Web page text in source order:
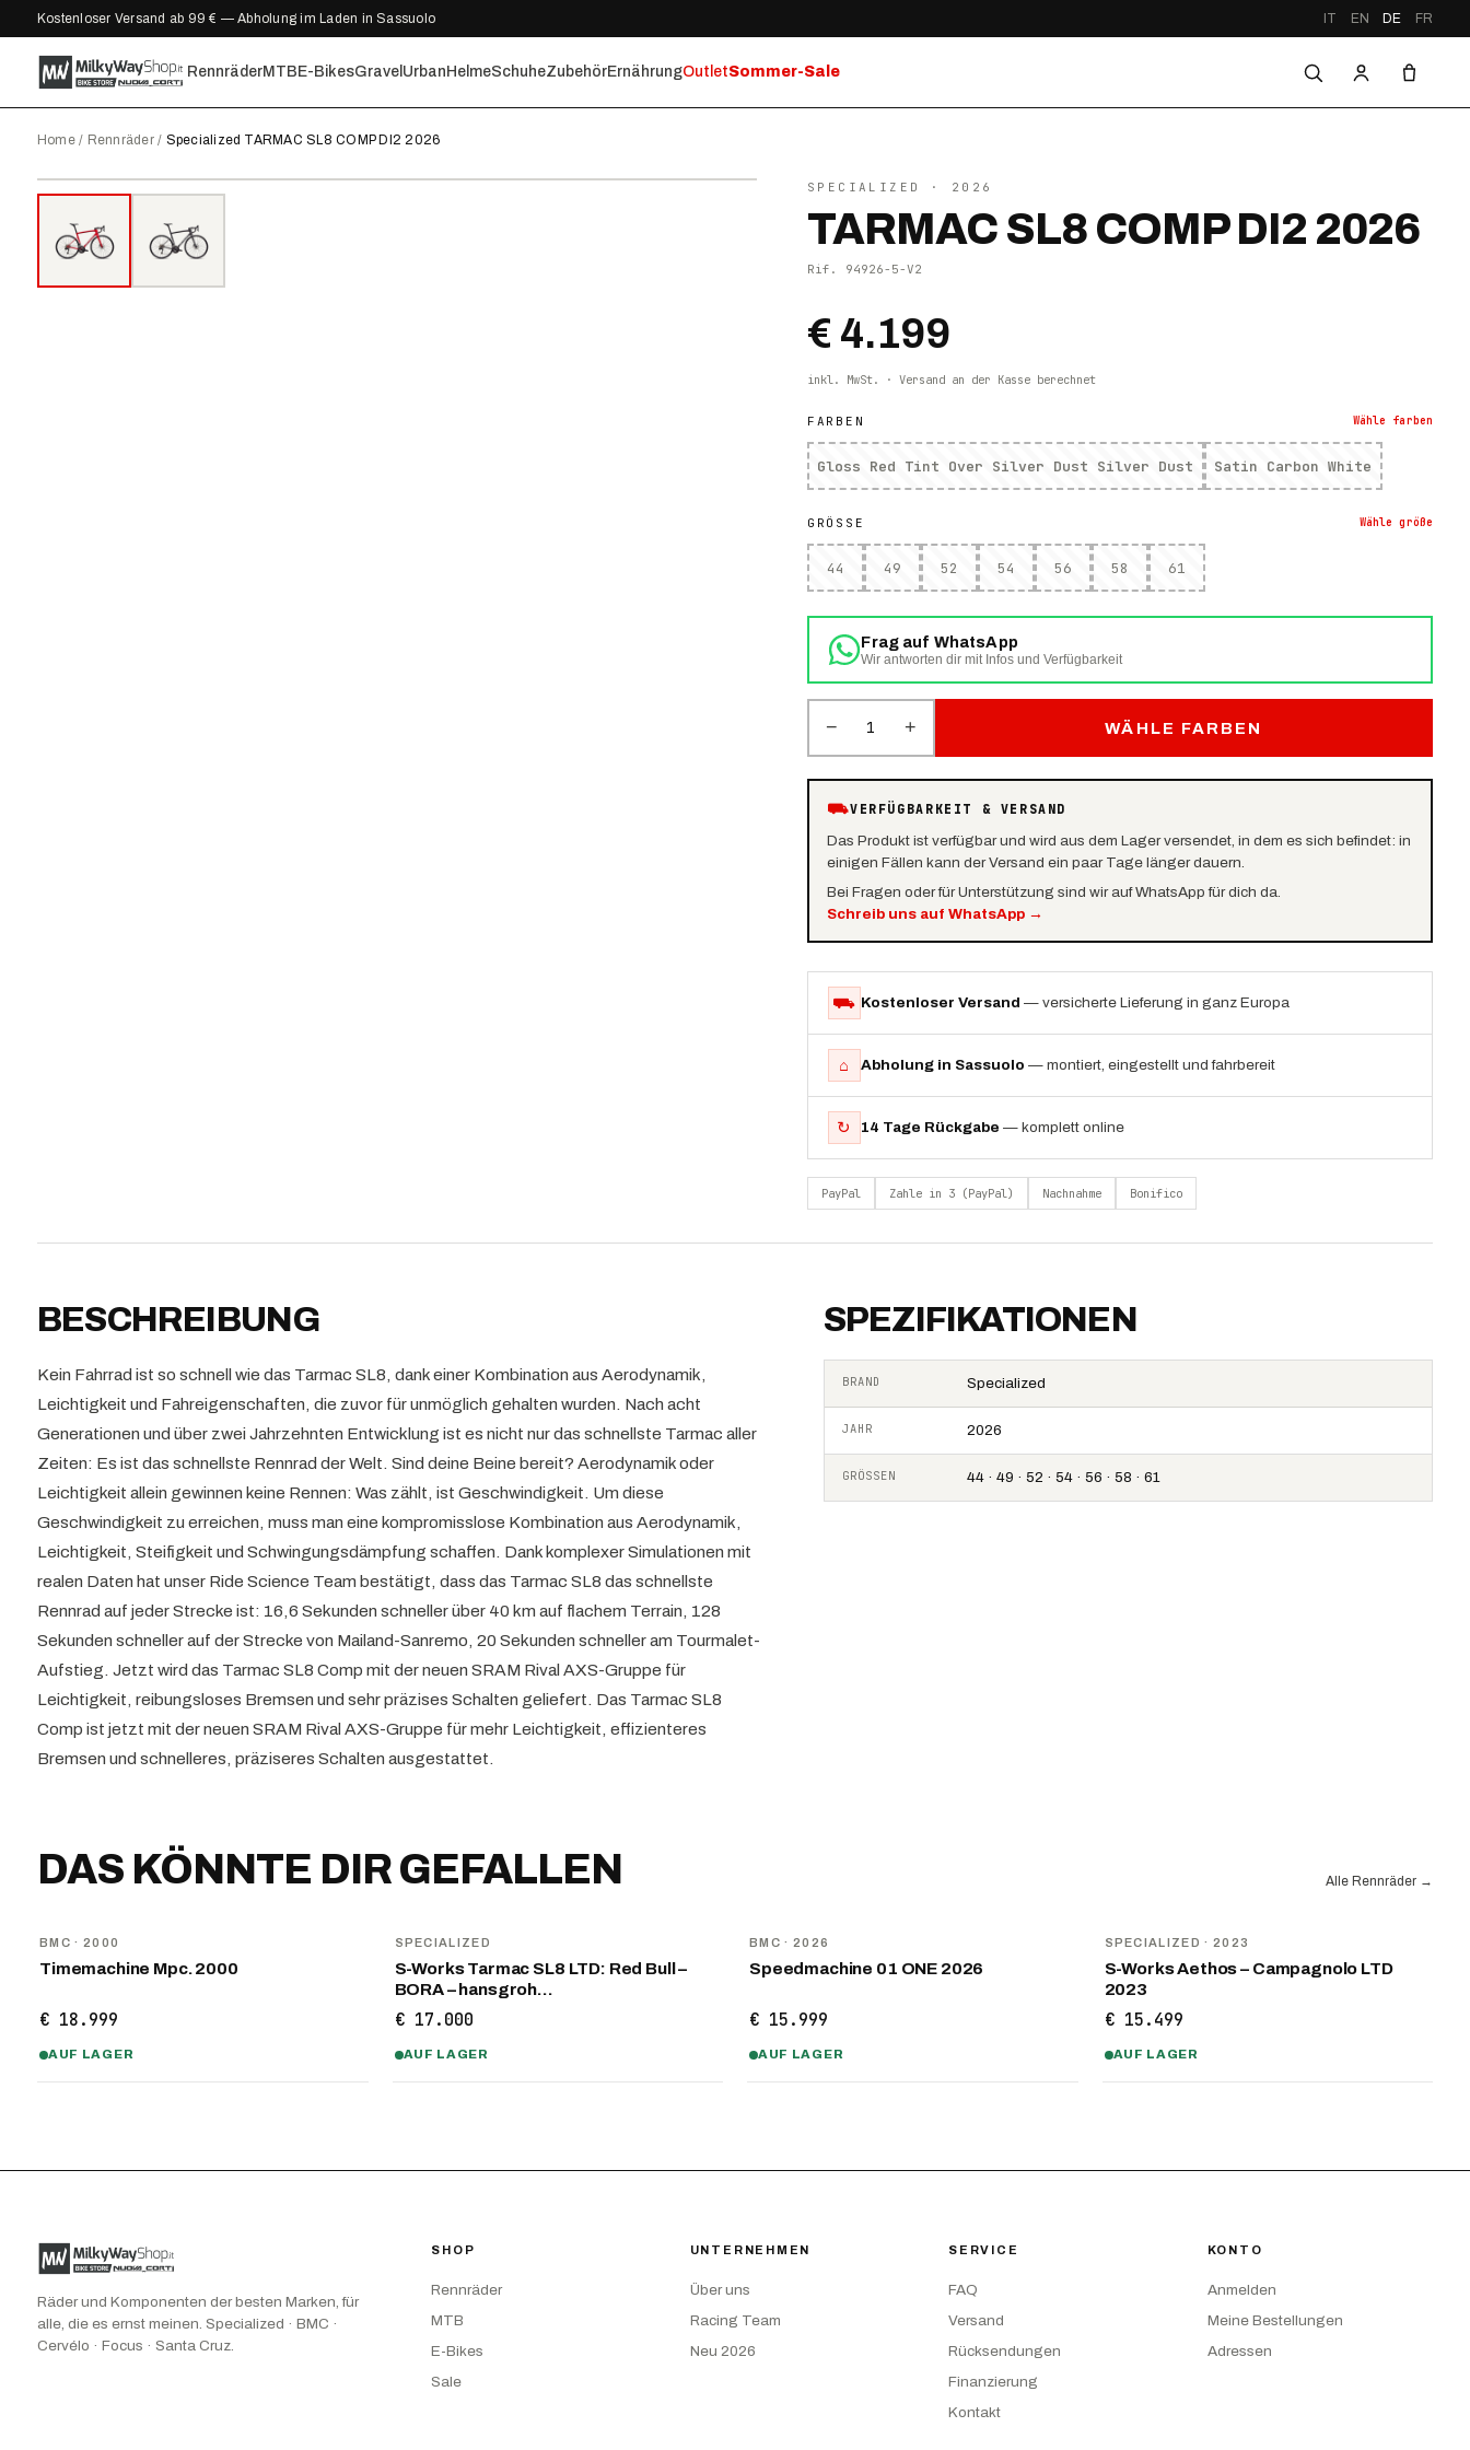
Kostenloser Versand ab 99 € — Abholung im Laden in Sassuolo IT EN DE FR
RennräderMTB E-BikesGravel Urban HelmeSchuheZubehörErnährungOutletSommer-Sale
Home/ Rennräder/ Specialized TARMAC SL8 COMP DI2 2026
SPECIALIZED · 2026
TARMAC SL8 COMP DI2 2026
Rif. 94926-5-V2
€ 4.199
inkl. MwSt. · Versand an der Kasse berechnet
FARBEN Wähle farben
Gloss Red Tint Over Silver Dust Silver Dust Satin Carbon White
GRÖSSE Wähle größe
44 49 52 54 56 58 61
Frag auf WhatsApp
Wir antworten dir mit Infos und Verfügbarkeit
− 1 + WÄHLE FARBEN
⛟VERFÜGBARKEIT & VERSAND
Das Produkt ist verfügbar und wird aus dem Lager versendet, in dem es sich befindet: in
einigen Fällen kann der Versand ein paar Tage länger dauern.
Bei Fragen oder für Unterstützung sind wir auf WhatsApp für dich da.
Schreib uns auf WhatsApp →
⛟ Kostenloser Versand — versicherte Lieferung in ganz Europa
⌂ Abholung in Sassuolo — montiert, eingestellt und fahrbereit
↻ 14 Tage Rückgabe — komplett online
PayPal Zahle in 3 (PayPal) Nachnahme Bonifico
BESCHREIBUNG
Kein Fahrrad ist so schnell wie das Tarmac SL8, dank einer Kombination aus Aerodynamik,
Leichtigkeit und Fahreigenschaften, die zuvor für unmöglich gehalten wurden. Nach acht
Generationen und über zwei Jahrzehnten Entwicklung ist es nicht nur das schnellste Tarmac aller
Zeiten: Es ist das schnellste Rennrad der Welt. Sind deine Beine bereit? Aerodynamik oder
Leichtigkeit allein gewinnen keine Rennen: Was zählt, ist Geschwindigkeit. Um diese
Geschwindigkeit zu erreichen, muss man eine kompromisslose Kombination aus Aerodynamik,
Leichtigkeit, Steifigkeit und Schwingungsdämpfung schaffen. Dank komplexer Simulationen mit
realen Daten hat unser Ride Science Team bestätigt, dass das Tarmac SL8 das schnellste
Rennrad auf jeder Strecke ist: 16,6 Sekunden schneller über 40 km auf flachem Terrain, 128
Sekunden schneller auf der Strecke von Mailand-Sanremo, 20 Sekunden schneller am Tourmalet-
Aufstieg. Jetzt wird das Tarmac SL8 Comp mit der neuen SRAM Rival AXS-Gruppe für
Leichtigkeit, reibungsloses Bremsen und sehr präzises Schalten geliefert. Das Tarmac SL8
Comp ist jetzt mit der neuen SRAM Rival AXS-Gruppe für mehr Leichtigkeit, effizienteres
Bremsen und schnelleres, präziseres Schalten ausgestattet.
SPEZIFIKATIONEN
BRAND Specialized
JAHR 2026
GRÖSSEN 44 · 49 · 52 · 54 · 56 · 58 · 61
DAS KÖNNTE DIR GEFALLEN Alle Rennräder →
BMC · 2000
Timemachine Mpc. 2000
€ 18.999
AUF LAGER
SPECIALIZED
S-Works Tarmac SL8 LTD: Red Bull –
BORA – hansgroh…
€ 17.000
AUF LAGER
BMC · 2026
Speedmachine 01 ONE 2026
€ 15.999
AUF LAGER
SPECIALIZED · 2023
S-Works Aethos – Campagnolo LTD
2023
€ 15.499
AUF LAGER
Räder und Komponenten der besten Marken, für
alle, die es ernst meinen. Specialized · BMC ·
Cervélo · Focus · Santa Cruz.
SHOP
Rennräder
MTB
E-Bikes
Sale
UNTERNEHMEN
Über uns
Racing Team
Neu 2026
SERVICE
FAQ
Versand
Rücksendungen
Finanzierung
Kontakt
KONTO
Anmelden
Meine Bestellungen
Adressen